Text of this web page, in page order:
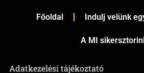
Főoldal Indulj velünk
A MI
Adatkezelési tájékoztató